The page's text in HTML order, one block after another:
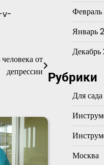
v-
от
депрессии
Январь
Рубрики
Для сада
Москва